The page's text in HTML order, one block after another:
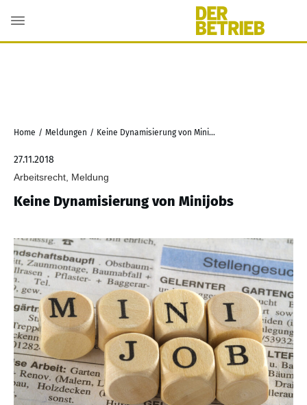
Home / Meldungen / Keine Dynamisierung von Minijobs
27.11.2018
Arbeitsrecht, Meldung
Keine Dynamisierung von Minijobs